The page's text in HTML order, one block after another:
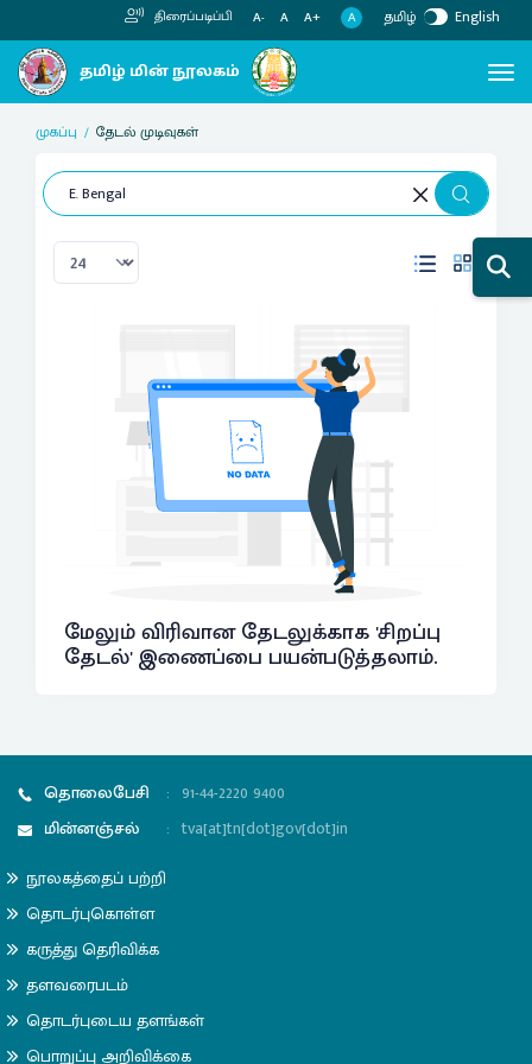
திரைப்படிப்பி A- A A+ A தமிழ் English
முகப்பு தேடல் முடிவுகள்
மேலும் விரிவான தேடலுக்காக 'சிறப்பு
தேடல்' இணைப்பை பயன்படுத்தலாம்.
தொலைபேசி : 91-44-2220 9400
மின்னஞ்சல்
: tva[at]tn[dot]gov[dot]in
நூலகத்தைப் பற்றி
தொடர்புகொள்ள
கருத்து தெரிவிக்க
தளவரைபடம்
தொடர்புடைய தளங்கள்
பொறுப்பு அறிவிக்கை